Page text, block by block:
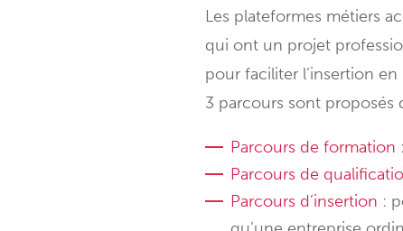
Les plateformes métiers
qui ont un projet
pour faciliter l’insertion
3 parcours sont proposés
Parcours de formation
Parcours de
Parcours d’insertion :